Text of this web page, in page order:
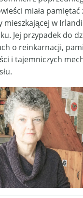
miała
mieszkającej w
Jej przypadek do
o reinkarnacji,
i tajemniczych